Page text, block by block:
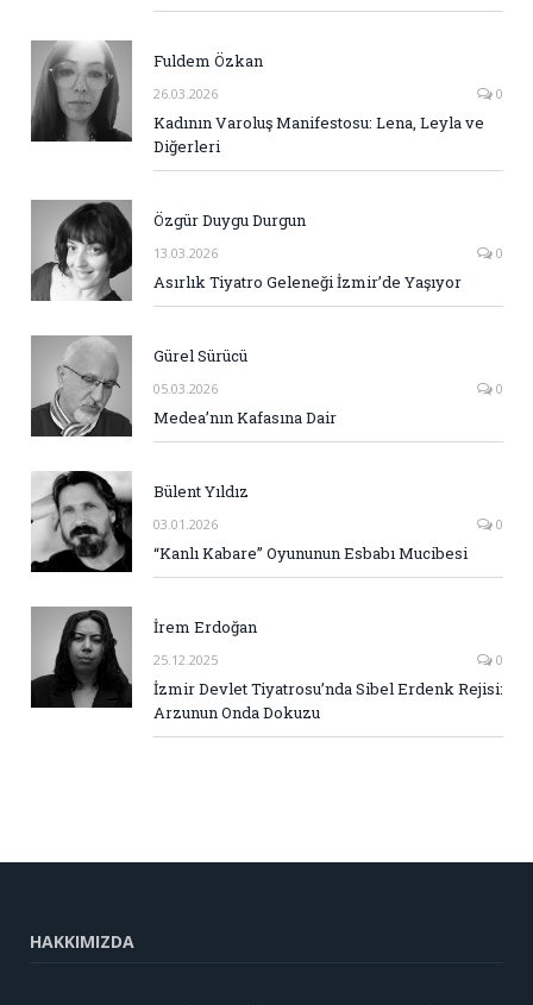
Fuldem Özkan
26.03.2026 0
Kadının Varoluş Manifestosu: Lena, Leyla ve
Diğerleri
Özgür Duygu Durgun
13.03.2026 0
Asırlık Tiyatro Geleneği İzmir’de Yaşıyor
Gürel Sürücü
05.03.2026 0
Medea’nın Kafasına Dair
Bülent Yıldız
03.01.2026 0
“Kanlı Kabare” Oyununun Esbabı Mucibesi
İrem Erdoğan
25.12.2025 0
İzmir Devlet Tiyatrosu’nda Sibel Erdenk Rejisi:
Arzunun Onda Dokuzu
HAKKIMIZDA